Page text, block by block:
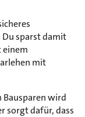
Du sparst damit
einem
mit
Bausparen wird
sorgt dafür, dass